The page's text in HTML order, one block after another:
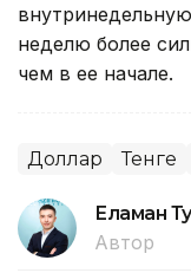
внутринедельную
неделю более
чем в ее начале.
Доллар Тенге
Еламан
Автор